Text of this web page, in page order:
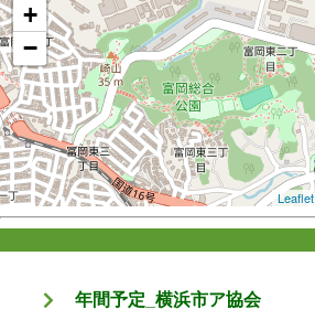
+
−
Leaflet
年間予定_横浜市ア協会